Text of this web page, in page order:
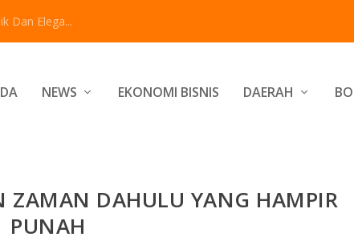
Dan Elega...
NEWS EKONOMI BISNIS DAERAH
ZAMAN DAHULU YANG HAMPIR
PUNAH